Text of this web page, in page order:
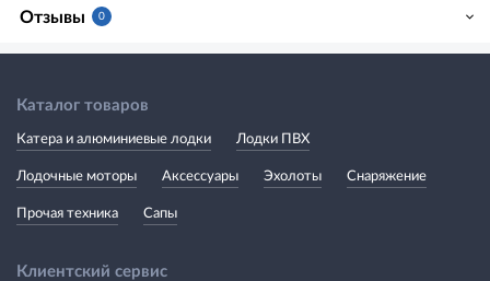
Отзывы 0
Каталог товаров
Катера и алюминиевые лодки Лодки ПВХ
Лодочные моторы Аксессуары Эхолоты Снаряжение
Прочая техника Сапы
Клиентский сервис